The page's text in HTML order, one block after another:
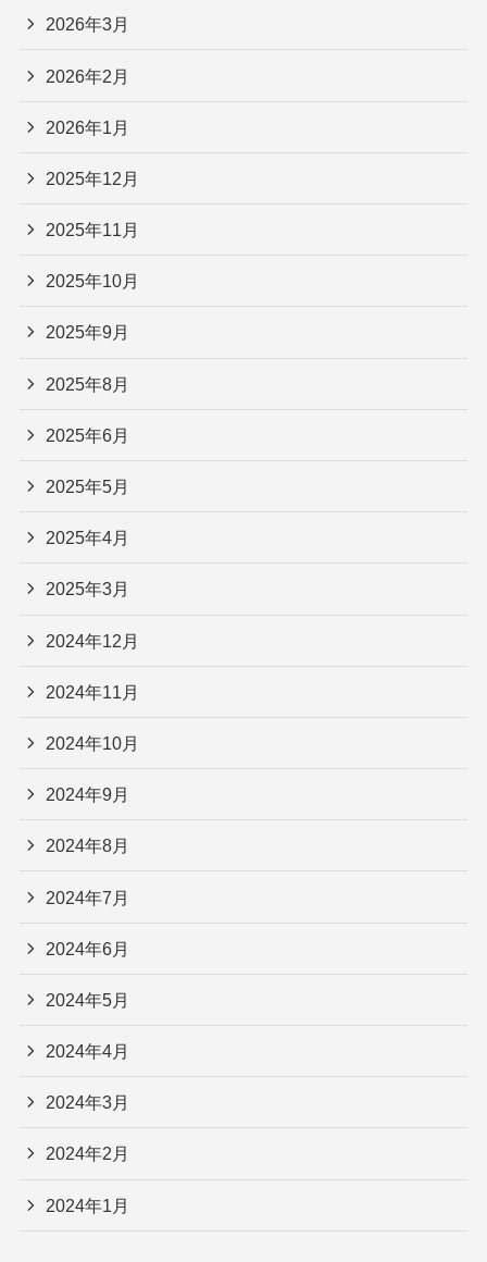
2026年3月
2026年2月
2026年1月
2025年12月
2025年11月
2025年10月
2025年9月
2025年8月
2025年6月
2025年5月
2025年4月
2025年3月
2024年12月
2024年11月
2024年10月
2024年9月
2024年8月
2024年7月
2024年6月
2024年5月
2024年4月
2024年3月
2024年2月
2024年1月